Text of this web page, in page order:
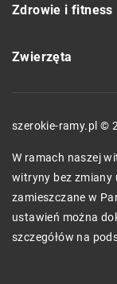
Zdrowie i fitness
Zwierzęta
szerokie-ramy.pl ©
W ramach naszej
witryny bez zmiany
zamieszczane w
ustawień można
szczegółów na